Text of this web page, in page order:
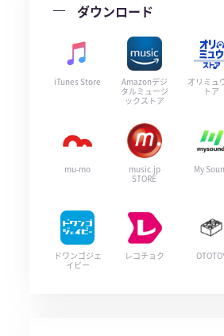
ダウンロード
iTunes Store
Amazonデジ
タルミュージ
ックストア
オリミュ
トア
mu-mo
music.jp
STORE
My
ドワンゴジェ
イピー
レコチョク